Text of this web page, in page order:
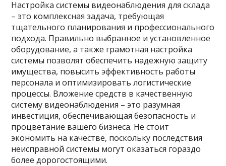
Настройка системы видеонаблюдения для склада
– это комплексная задача, требующая
тщательного планирования и профессионального
подхода. Правильно выбранное и установленное
оборудование, а также грамотная настройка
системы позволят обеспечить надежную защиту
имущества, повысить эффективность работы
персонала и оптимизировать логистические
процессы. Вложение средств в качественную
систему видеонаблюдения – это разумная
инвестиция, обеспечивающая безопасность и
процветание вашего бизнеса. Не стоит
экономить на качестве, поскольку последствия
неисправной системы могут оказаться гораздо
более дорогостоящими.